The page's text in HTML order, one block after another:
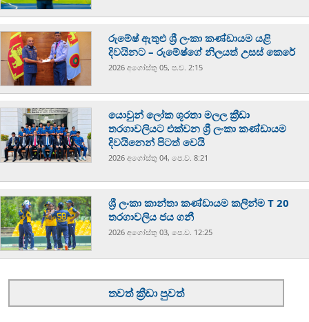
රුමේෂ් ඇතුළු ශ්‍රී ලංකා කණ්ඩායම යළි
දිවයිනට – රුමේෂ්ගේ නිලයත් උසස් කෙරේ
2026 අගෝස්‍තු 05, ප.ව. 2:15
යොවුන් ලෝක ශූරතා මලල ක්‍රීඩා
තරගාවලියට එක්වන ශ්‍රී ලංකා කණ්ඩායම
දිවයිනෙන් පිටත් වෙයි
2026 අගෝස්‍තු 04, පෙ.ව. 8:21
ශ්‍රී ලංකා කාන්තා කණ්ඩායම කලින්ම T 20
තරගාවලිය ජය ගනී
2026 අගෝස්‍තු 03, පෙ.ව. 12:25
තවත් ක්‍රීඩා පුවත්